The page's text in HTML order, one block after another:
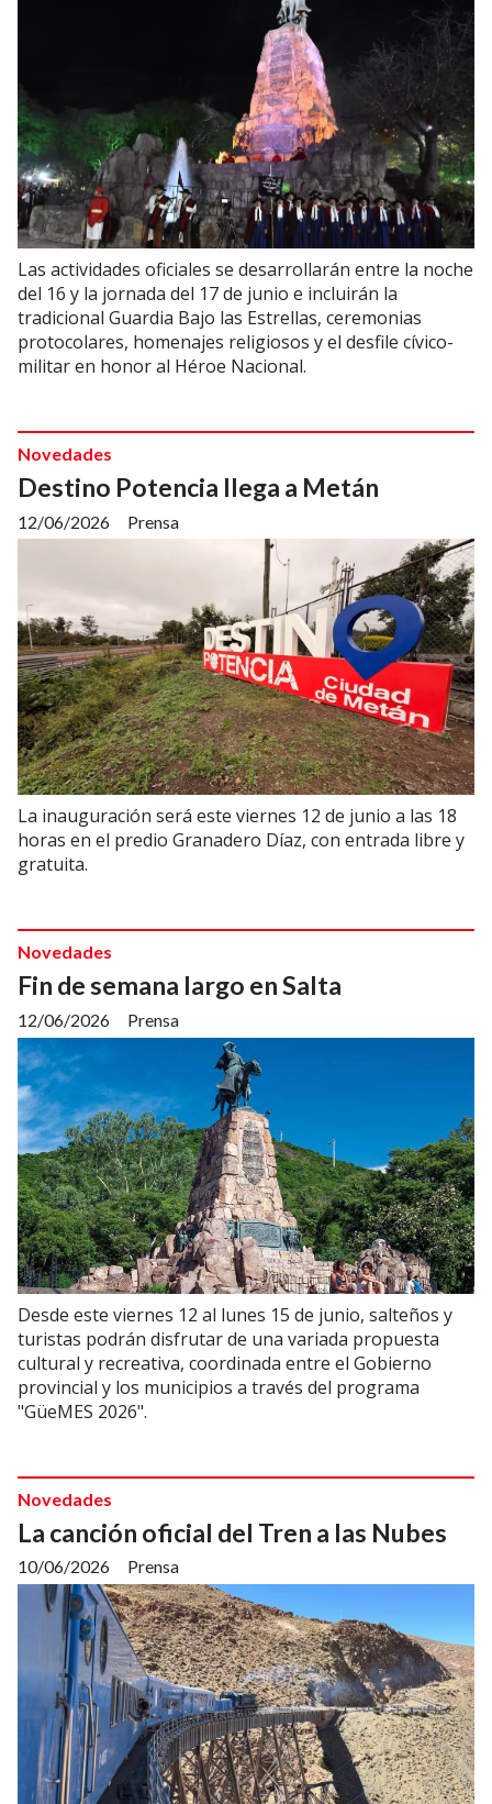
Las actividades oficiales se desarrollarán entre la noche
del 16 y la jornada del 17 de junio e incluirán la
tradicional Guardia Bajo las Estrellas, ceremonias
protocolares, homenajes religiosos y el desfile cívico-
militar en honor al Héroe Nacional.
Destino Potencia llega a Metán
Prensa
Novedades
12/06/2026
La inauguración será este viernes 12 de junio a las 18
horas en el predio Granadero Díaz, con entrada libre y
gratuita.
Fin de semana largo en Salta
Prensa
Novedades
12/06/2026
Desde este viernes 12 al lunes 15 de junio, salteños y
turistas podrán disfrutar de una variada propuesta
cultural y recreativa, coordinada entre el Gobierno
provincial y los municipios a través del programa
"GüeMES 2026".
La canción oficial del Tren a las Nubes
Prensa
Novedades
10/06/2026